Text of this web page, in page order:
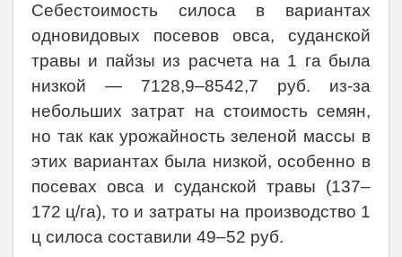
Себестоимость силоса в вариантах
одновидовых посевов овса, суданской
травы и пайзы из расчета на 1 га была
низкой — 7128,9–8542,7 руб. из-за
небольших затрат на стоимость семян,
но так как урожайность зеленой массы в
этих вариантах была низкой, особенно в
посевах овса и суданской травы (137–
172 ц/га), то и затраты на производство 1
ц силоса составили 49–52 руб.